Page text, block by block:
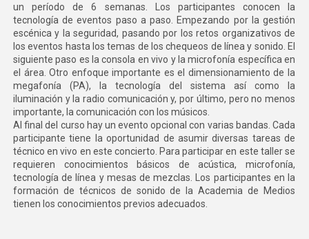
un período de 6 semanas. Los participantes conocen la
tecnología de eventos paso a paso. Empezando por la gestión
escénica y la seguridad, pasando por los retos organizativos de
los eventos hasta los temas de los chequeos de línea y sonido. El
siguiente paso es la consola en vivo y la microfonía específica en
el área. Otro enfoque importante es el dimensionamiento de la
megafonía (PA), la tecnología del sistema así como la
iluminación y la radio comunicación y, por último, pero no menos
importante, la comunicación con los músicos.
Al final del curso hay un evento opcional con varias bandas. Cada
participante tiene la oportunidad de asumir diversas tareas de
técnico en vivo en este concierto. Para participar en este taller se
requieren conocimientos básicos de acústica, microfonía,
tecnología de línea y mesas de mezclas. Los participantes en la
formación de técnicos de sonido de la Academia de Medios
tienen los conocimientos previos adecuados.